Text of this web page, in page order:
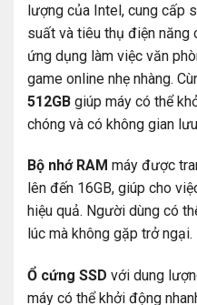
lượng của Intel, cung cấp
suất và tiêu thụ điện
ứng dụng làm việc văn
game online nhẹ nhàng.
512GB giúp máy có thể
chóng và có không gian
Bộ nhớ RAM máy được
lên đến 16GB, giúp cho
hiệu quả. Người dùng có
lúc mà không gặp trở ngại.
Ổ cứng SSD với dung
máy có thể khởi động